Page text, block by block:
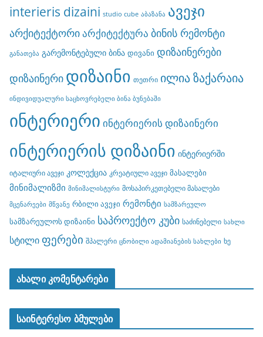
interieris dizaini studio cube აბაზანა ავეჯი
არქიტექტორიარქიტექტურა ბინის რემონტი
განათება გარემონტებული ბინა დივანი დიზაინერები
დიზაინერი დიზაინი თეთრი ილია ზაქარაია
ინდივიდუალური საცხოვრებელი ბინა ბუნებაში
ინტერიერი ინტერიერის დიზაინერი
ინტერიერის დიზაინი ინტერიერში
იტალიური ავეჯი კოლექცია კრეატიული ავეჯი მასალები
მინიმალიზმი მინიმალისტური მოსაპირკეთებელი მასალები
მცენარეები მწვანე რბილი ავეჯი რემონტი სამზარეულო
სამზარეულოს დიზაინი საპროექტო კუბი საძინებელი სახლი
სტილი ფერები შპალერი ცნობილი ადამიანების სახლები ხე
ახალი კომენტარები
საინტერესო ბმულები